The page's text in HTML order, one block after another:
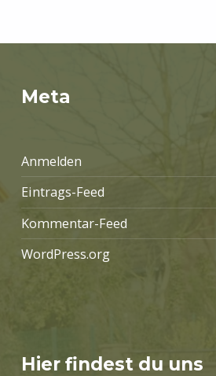
Meta
Anmelden
Eintrags-Feed
Kommentar-Feed
WordPress.org
Hier findest du uns